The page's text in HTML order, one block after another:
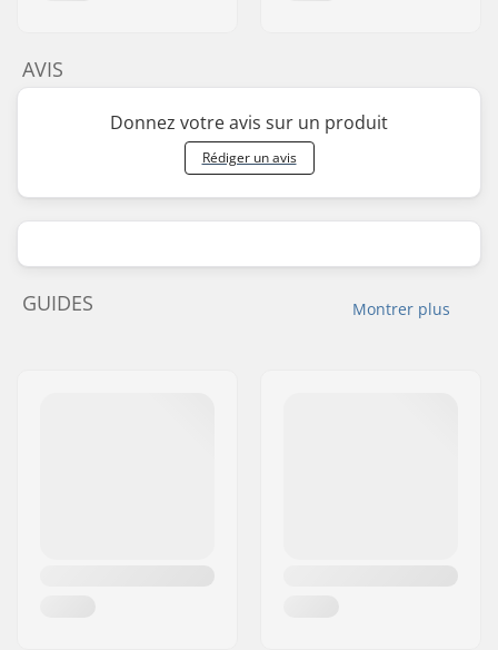
AVIS
Donnez votre avis sur un produit
Rédiger un avis
Montrer plus
GUIDES